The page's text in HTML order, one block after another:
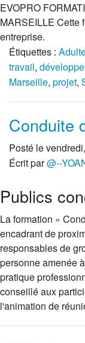
EVOPRO
MARSEILLE Cette
entreprise.
Étiquettes :
travail,
Marseille, projet,
Conduite
Posté le
Écrit par@--
Publics
La formation «
encadrant de
responsables de
personne amenée
pratique
conseillé aux
l'animation de